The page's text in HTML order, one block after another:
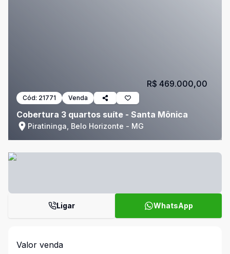
Cód: 21771 Venda
Cobertura 3 quartos suíte - Santa Mônica
Piratininga, Belo Horizonte - MG
R$ 469.000,00
Ligar WhatsApp
Valor venda